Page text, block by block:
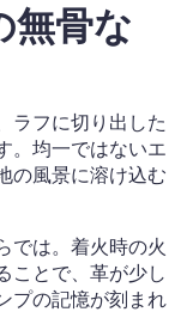
無骨な
ラフに切り出した
。均一ではないエ
の風景に溶け込む
では。着火時の火
ことで、革が少し
プの記憶が刻まれ